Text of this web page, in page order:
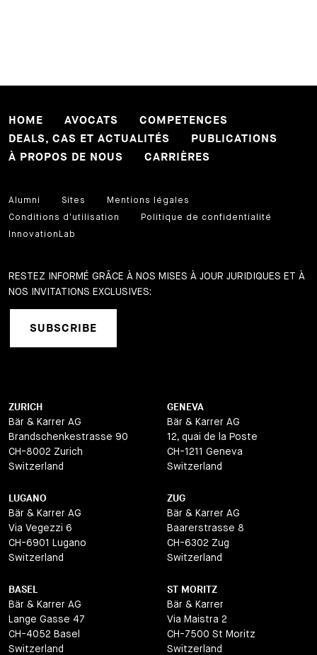
HOME AVOCATS
COMPETENCES
DEALS, CAS ET ACTUALITÉS
PUBLICATIONS
À PROPOS DE NOUS
CARRIÈRES
Alumni Sites
Mentions légales
Conditions d'utilisation
Politique de confidentialité
InnovationLab
RESTEZ INFORMÉ GRÂCE À NOS MISES À JOUR JURIDIQUES ET À
NOS INVITATIONS EXCLUSIVES:
SUBSCRIBE
ZURICH
Bär & Karrer AG
Brandschenkestrasse 90
CH-8002 Zurich
Switzerland
GENEVA
Bär & Karrer AG
12, quai de la Poste
CH-1211 Geneva
Switzerland
LUGANO
Bär & Karrer AG
Via Vegezzi 6
CH-6901 Lugano
Switzerland
ZUG
Bär & Karrer AG
Baarerstrasse 8
CH-6302 Zug
Switzerland
BASEL
Bär & Karrer AG
Lange Gasse 47
CH-4052 Basel
Switzerland
ST MORITZ
Bär & Karrer
Via Maistra 2
CH-7500 St Moritz
Switzerland